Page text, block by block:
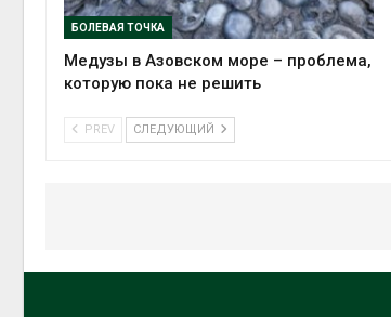
БОЛЕВАЯ ТОЧКА
Медузы в Азовском море – проблема,
которую пока не решить
PREV СЛЕДУЮЩИЙ